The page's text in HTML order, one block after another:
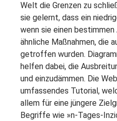
Welt die Grenzen zu
sie gelernt, dass ein
wenn sie einen
ähnliche Maßnahmen, die
getroffen wurden.
helfen dabei, die
und einzudämmen. Die
umfassendes Tutorial,
allem für eine jüngere
Begriffe wie »n-Tages-